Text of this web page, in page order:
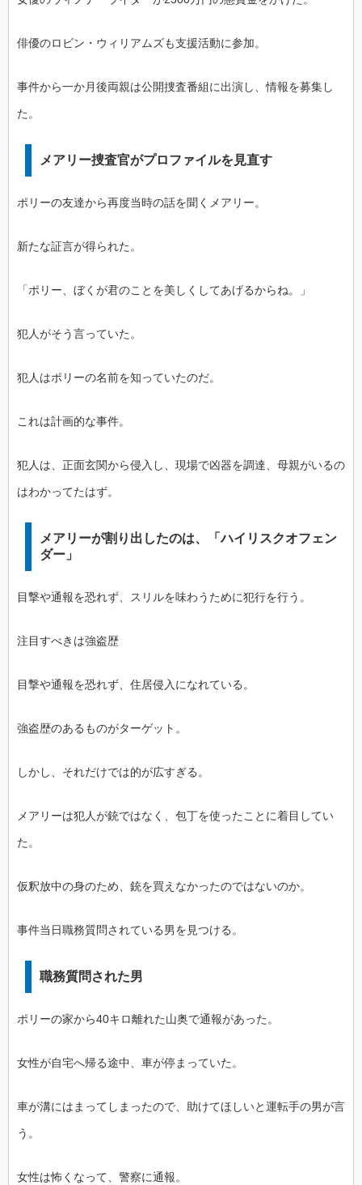
俳優のロビン・ウィリアムズも支援活動に参加。
事件から一か月後両親は公開捜査番組に出演し、情報を募集し
た。
メアリー捜査官がプロファイルを見直す
ポリーの友達から再度当時の話を聞くメアリー。
新たな証言が得られた。
「ポリー、ぼくが君のことを美しくしてあげるからね。」
犯人がそう言っていた。
犯人はポリーの名前を知っていたのだ。
これは計画的な事件。
犯人は、正面玄関から侵入し、現場で凶器を調達、母親がいるの
はわかってたはず。
メアリーが割り出したのは、「ハイリスクオフェン
ダー」
目撃や通報を恐れず、スリルを味わうために犯行を行う。
注目すべきは強盗歴
目撃や通報を恐れず、住居侵入になれている。
強盗歴のあるものがターゲット。
しかし、それだけでは的が広すぎる。
メアリーは犯人が銃ではなく、包丁を使ったことに着目してい
た。
仮釈放中の身のため、銃を買えなかったのではないのか。
事件当日職務質問されている男を見つける。
職務質問された男
ポリーの家から40キロ離れた山奥で通報があった。
女性が自宅へ帰る途中、車が停まっていた。
車が溝にはまってしまったので、助けてほしいと運転手の男が言
う。
女性は怖くなって、警察に通報。